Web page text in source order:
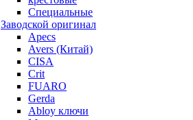
Специальные
Заводской оригинал
Apecs
Avers (Китай)
CISA
Crit
FUARO
Gerda
Abloy ключи